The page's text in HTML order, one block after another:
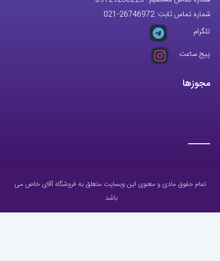
شماره تماس ثابت: 26746972
-021
تلگرام
پیج ساعت
مجوزها
تمام حقوق مادی و معنوی این وبسایت متعلق به فروشگاه آقای خاص می
باشد.